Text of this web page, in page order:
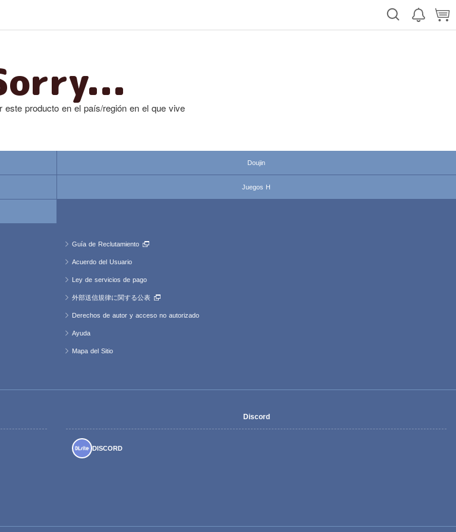
este producto en el país/región en el que vive
Doujin
Juegos H
Guía de Reclutamiento
Acuerdo del Usuario
Ley de servicios de pago
外部送信規律に関する公表
Derechos de autor y acceso no autorizado
Ayuda
Mapa del Sitio
Discord
DISCORD